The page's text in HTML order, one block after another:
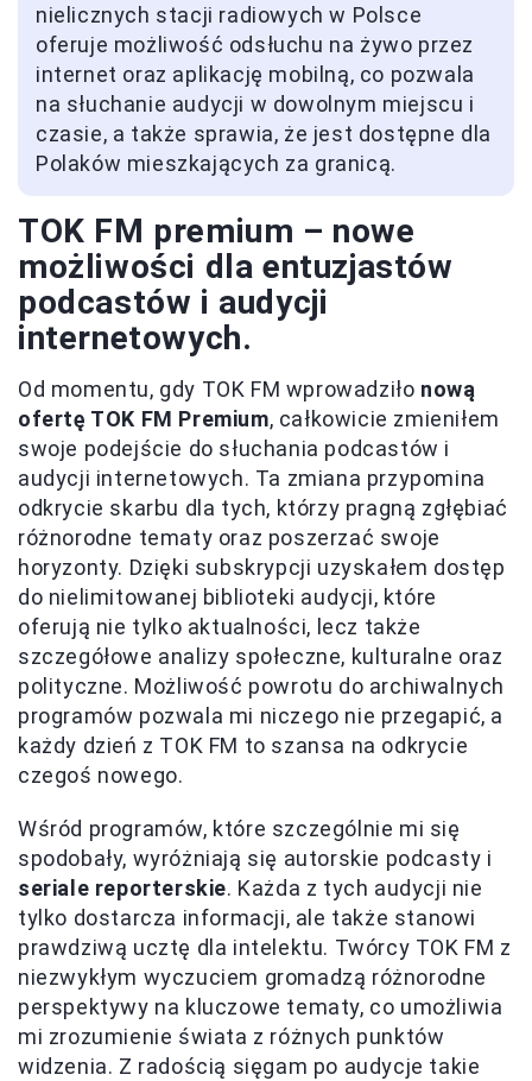
nielicznych stacji radiowych w Polsce
oferuje możliwość odsłuchu na żywo przez
internet oraz aplikację mobilną, co pozwala
na słuchanie audycji w dowolnym miejscu i
czasie, a także sprawia, że jest dostępne dla
Polaków mieszkających za granicą.
TOK FM premium – nowe
możliwości dla entuzjastów
podcastów i audycji
internetowych.
Od momentu, gdy TOK FM wprowadziło nową
ofertę TOK FM Premium, całkowicie zmieniłem
swoje podejście do słuchania podcastów i
audycji internetowych. Ta zmiana przypomina
odkrycie skarbu dla tych, którzy pragną zgłębiać
różnorodne tematy oraz poszerzać swoje
horyzonty. Dzięki subskrypcji uzyskałem dostęp
do nielimitowanej biblioteki audycji, które
oferują nie tylko aktualności, lecz także
szczegółowe analizy społeczne, kulturalne oraz
polityczne. Możliwość powrotu do archiwalnych
programów pozwala mi niczego nie przegapić, a
każdy dzień z TOK FM to szansa na odkrycie
czegoś nowego.
Wśród programów, które szczególnie mi się
spodobały, wyróżniają się autorskie podcasty i
seriale reporterskie. Każda z tych audycji nie
tylko dostarcza informacji, ale także stanowi
prawdziwą ucztę dla intelektu. Twórcy TOK FM z
niezwykłym wyczuciem gromadzą różnorodne
perspektywy na kluczowe tematy, co umożliwia
mi zrozumienie świata z różnych punktów
widzenia. Z radością sięgam po audycje takie